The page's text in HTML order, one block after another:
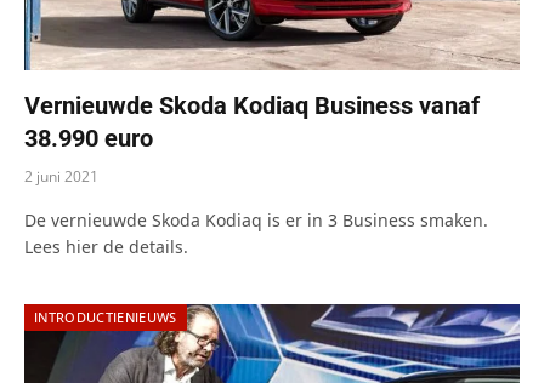
Vernieuwde Skoda Kodiaq Business vanaf
38.990 euro
2 juni 2021
De vernieuwde Skoda Kodiaq is er in 3 Business smaken.
Lees hier de details.
INTRODUCTIENIEUWS